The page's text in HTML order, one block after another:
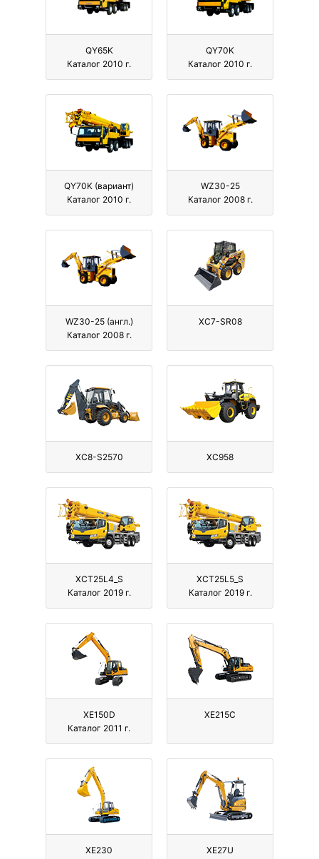
QY65K
Каталог 2010 г.
QY70K
Каталог 2010 г.
QY70K (вариант)
Каталог 2010 г.
WZ30-25
Каталог 2008 г.
WZ30-25 (англ.)
Каталог 2008 г.
XC7-SR08
XC8-S2570 XC958
XCT25L4_S
Каталог 2019 г.
XCT25L5_S
Каталог 2019 г.
XE150D
Каталог 2011 г.
XE215C
XE230
XE27U